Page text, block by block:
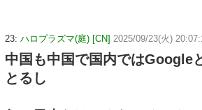
23: ハロプラズマ(庭) [CN] 2025/09/23(火)
中国も中国で国内ではGoogle
とるし